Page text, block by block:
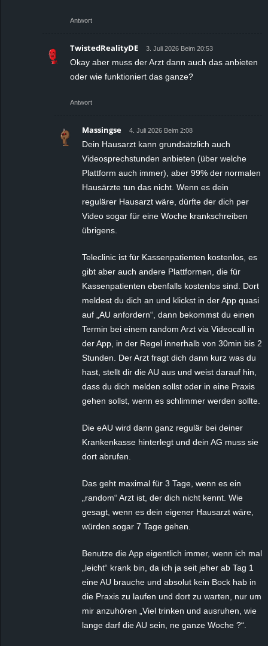
Antwort
TwistedRealityDE 3. Juli 2026 Beim 20:53
Okay aber muss der Arzt dann auch das anbieten
oder wie funktioniert das ganze?
Antwort
Massingse 4. Juli 2026 Beim 2:08
Dein Hausarzt kann grundsätzlich auch
Videosprechstunden anbieten (über welche
Plattform auch immer), aber 99% der normalen
Hausärzte tun das nicht. Wenn es dein
regulärer Hausarzt wäre, dürfte der dich per
Video sogar für eine Woche krankschreiben
übrigens.
Teleclinic ist für Kassenpatienten kostenlos, es
gibt aber auch andere Plattformen, die für
Kassenpatienten ebenfalls kostenlos sind. Dort
meldest du dich an und klickst in der App quasi
auf „AU anfordern“, dann bekommst du einen
Termin bei einem random Arzt via Videocall in
der App, in der Regel innerhalb von 30min bis 2
Stunden. Der Arzt fragt dich dann kurz was du
hast, stellt dir die AU aus und weist darauf hin,
dass du dich melden sollst oder in eine Praxis
gehen sollst, wenn es schlimmer werden sollte.
Die eAU wird dann ganz regulär bei deiner
Krankenkasse hinterlegt und dein AG muss sie
dort abrufen.
Das geht maximal für 3 Tage, wenn es ein
„random“ Arzt ist, der dich nicht kennt. Wie
gesagt, wenn es dein eigener Hausarzt wäre,
würden sogar 7 Tage gehen.
Benutze die App eigentlich immer, wenn ich mal
„leicht“ krank bin, da ich ja seit jeher ab Tag 1
eine AU brauche und absolut kein Bock hab in
die Praxis zu laufen und dort zu warten, nur um
mir anzuhören „Viel trinken und ausruhen, wie
lange darf die AU sein, ne ganze Woche ?“.